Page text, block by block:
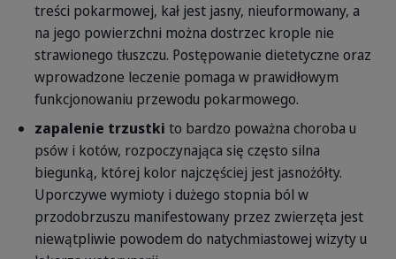
treści pokarmowej, kał jest jasny, nieuformowany, a
na jego powierzchni można dostrzec krople nie
strawionego tłuszczu. Postępowanie dietetyczne oraz
wprowadzone leczenie pomaga w prawidłowym
funkcjonowaniu przewodu pokarmowego.
zapalenie trzustki to bardzo poważna choroba u
psów i kotów, rozpoczynająca się często silna
biegunką, której kolor najczęściej jest jasnożółty.
Uporczywe wymioty i dużego stopnia ból w
przodobrzuszu manifestowany przez zwierzęta jest
niewątpliwie powodem do natychmiastowej wizyty u